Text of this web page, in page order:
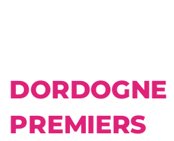
DORDOGNE
PREMIERS